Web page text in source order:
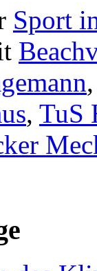
Sport
, TuS